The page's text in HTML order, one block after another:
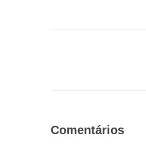
Comentários